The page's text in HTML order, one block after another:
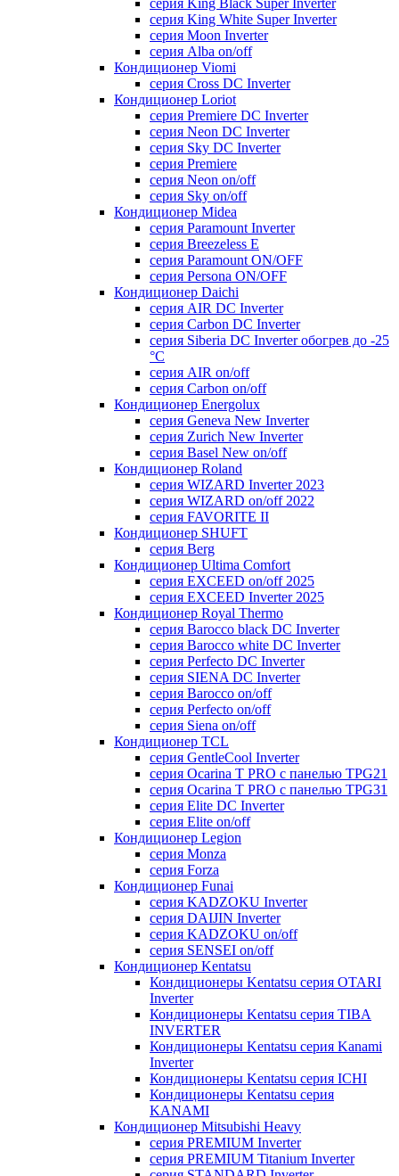
серия King Black Super Inverter
серия King White Super Inverter
серия Moon Inverter
серия Alba on/off
Кондиционер Viomi
серия Cross DC Inverter
Кондиционер Loriot
серия Premiere DC Inverter
серия Neon DC Inverter
серия Sky DC Inverter
серия Premiere
серия Neon on/off
серия Sky on/off
Кондиционер Midea
серия Paramount Inverter
серия Breezeless E
серия Paramount ON/OFF
серия Persona ON/OFF
Кондиционер Daichi
серия AIR DC Inverter
серия Carbon DC Inverter
серия Siberia DC Inverter обогрев до -25
°С
серия AIR on/off
серия Carbon on/off
Кондиционер Energolux
серия Geneva New Inverter
серия Zurich New Inverter
серия Basel New on/off
Кондиционер Roland
серия WIZARD Inverter 2023
серия WIZARD on/off 2022
серия FAVORITE II
Кондиционер SHUFT
серия Berg
Кондиционер Ultima Comfort
серия EXCEED on/off 2025
серия EXCEED Inverter 2025
Кондиционер Royal Thermo
серия Barocco black DC Inverter
серия Barocco white DC Inverter
серия Perfecto DC Inverter
серия SIENA DC Inverter
серия Barocco on/off
серия Perfecto on/off
серия Siena on/off
Кондиционер TCL
серия GentleCool Inverter
серия Ocarina T PRO c панелью TPG21
серия Ocarina T PRO c панелью TPG31
серия Elite DC Inverter
серия Elite on/off
Кондиционер Legion
серия Monza
серия Forza
Кондиционер Funai
серия KADZOKU Inverter
серия DAIJIN Inverter
серия KADZOKU on/off
серия SENSEI on/off
Кондиционер Kentatsu
Кондиционеры Kentatsu серия OTARI
Inverter
Кондиционеры Kentatsu серия TIBA
INVERTER
Кондиционеры Kentatsu серия Kanami
Inverter
Кондиционеры Kentatsu серия ICHI
Кондиционеры Kentatsu серия
KANAMI
Кондиционер Mitsubishi Heavy
серия PREMIUM Inverter
серия PREMIUM Titanium Inverter